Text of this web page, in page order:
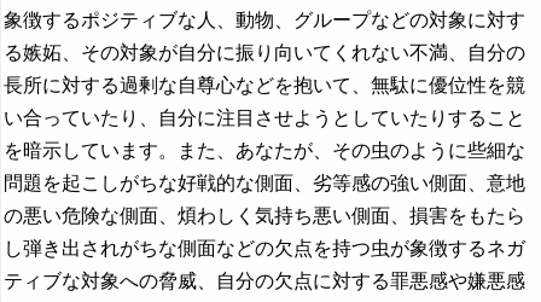
象徴するポジティブな人、動物、グループなどの対象に対す
る嫉妬、その対象が自分に振り向いてくれない不満、自分の
長所に対する過剰な自尊心などを抱いて、無駄に優位性を競
い合っていたり、自分に注目させようとしていたりすること
を暗示しています。また、あなたが、その虫のように些細な
問題を起こしがちな好戦的な側面、劣等感の強い側面、意地
の悪い危険な側面、煩わしく気持ち悪い側面、損害をもたら
し弾き出されがちな側面などの欠点を持つ虫が象徴するネガ
ティブな対象への脅威、自分の欠点に対する罪悪感や嫌悪感